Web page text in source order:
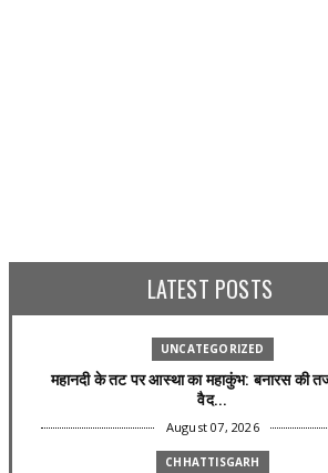
शाहरुख
LATEST POSTS
UNCATEGORIZED
महानदी के तट पर आस्था का महाकुंभ: बनारस की
वैद...
August 07, 2026
CHHATTISGARH